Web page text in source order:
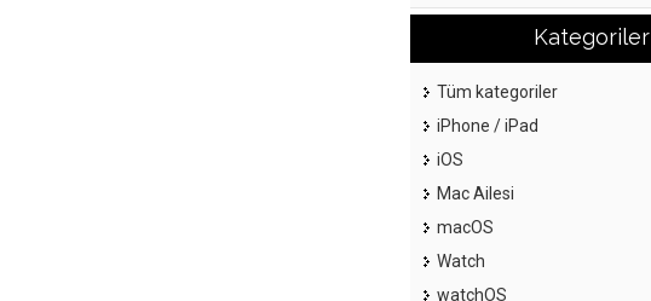
Kategoriler
Tüm kategoriler
iPhone / iPad
iOS
Mac Ailesi
macOS
Watch
watchOS